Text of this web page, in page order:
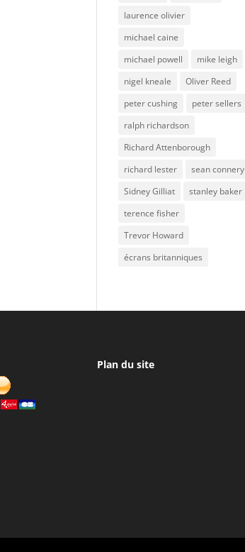
laurence olivier
michael caine
michael powell
mike leigh
nigel kneale
Oliver Reed
peter cushing
peter sellers
ralph richardson
Richard Attenborough
richard lester
sean connery
Sidney Gilliat
stanley baker
terence fisher
Trevor Howard
écrans britanniques
Plan du site